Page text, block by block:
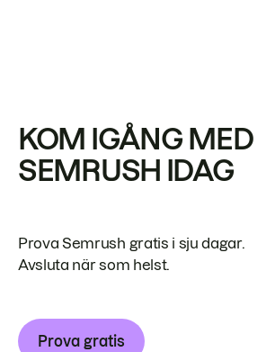
KOM IGÅNG MED
SEMRUSH IDAG
Prova Semrush gratis i sju dagar.
Avsluta när som helst.
Prova gratis